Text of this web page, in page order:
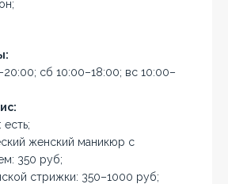
сб 10:00–18:00; вс 10:00–
женский маникюр с
350 руб;
стрижки: 350–1000 руб;